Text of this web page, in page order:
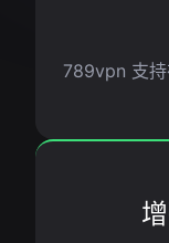
789vpn 支